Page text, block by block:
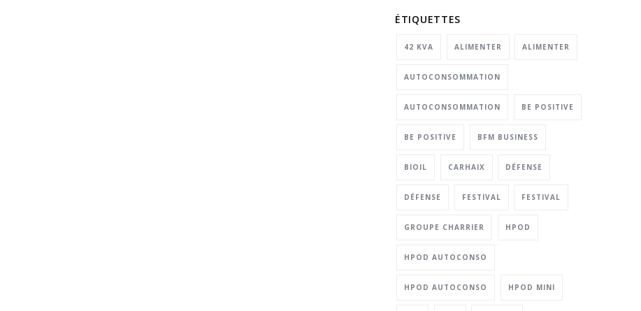
ÉTIQUETTES
42 KVA ALIMENTER ALIMENTER
AUTOCONSOMMATION
AUTOCONSOMMATION BE POSITIVE
BE POSITIVE BFM BUSINESS
BIOIL CARHAIX DÉFENSE
DÉFENSE FESTIVAL FESTIVAL
GROUPE CHARRIER HPOD
HPOD AUTOCONSO
HPOD AUTOCONSO HPOD MINI